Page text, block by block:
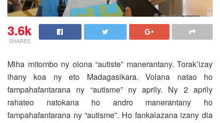
3.6k
SHARES
Miha mitombo ny olona “autiste” manerantany. Torak’izay
ihany koa ny eto Madagasikara. Volana natao ho
fampahafantarana ny “autisme” ny aprily. Ny 2 aprily
rahateo natokana ho andro manerantany ho
fampahafantarana ny “autisme”. Ho fankalazana izany dia